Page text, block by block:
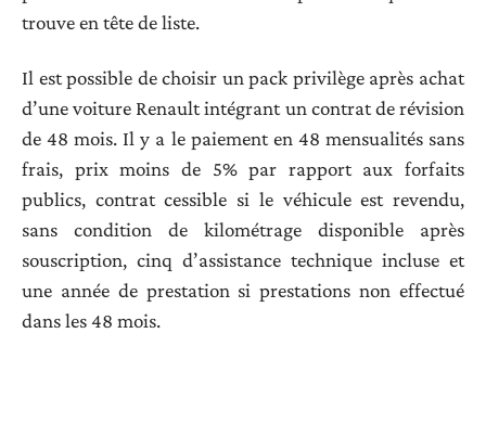
trouve en tête de liste.
Il est possible de choisir un pack privilège après achat
d’une voiture Renault intégrant un contrat de révision
de 48 mois. Il y a le paiement en 48 mensualités sans
frais, prix moins de 5% par rapport aux forfaits
publics, contrat cessible si le véhicule est revendu,
sans condition de kilométrage disponible après
souscription, cinq d’assistance technique incluse et
une année de prestation si prestations non effectué
dans les 48 mois.